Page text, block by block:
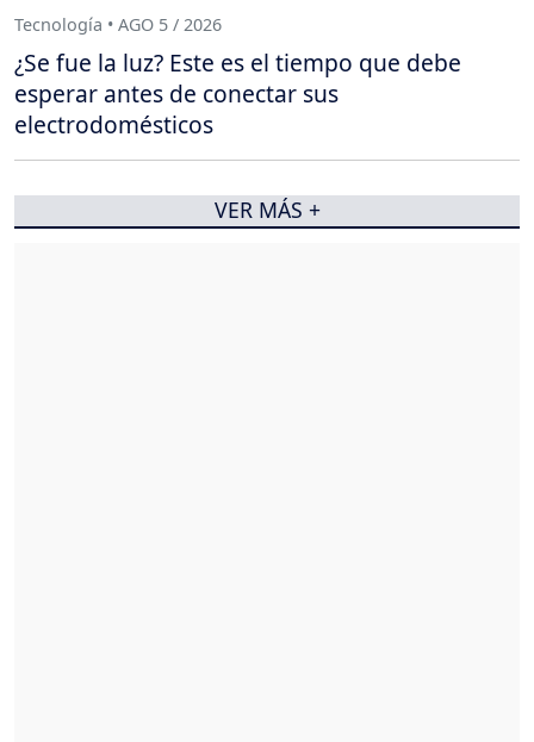
Tecnología • AGO 5 / 2026
¿Se fue la luz? Este es el tiempo que debe
esperar antes de conectar sus
electrodomésticos
VER MÁS +